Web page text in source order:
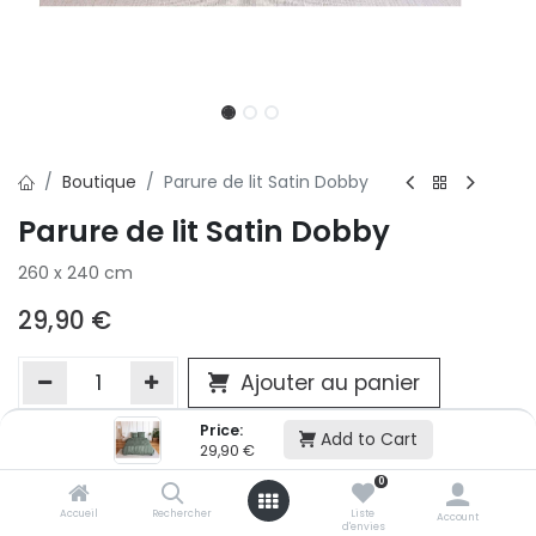
Price:
29,90 € Add to Cart
Accueil Rechercher
0
Liste
d'envies
Account
Boutique Parure de lit Satin Dobby
Parure de lit Satin Dobby
260 x 240 cm
29,90 €
Ajouter au panier
Ajouter à la liste d'envie
Si vous ne pouvez pas ajouter cet article dans votre panier
victime de son succès et momentanément indisponible.